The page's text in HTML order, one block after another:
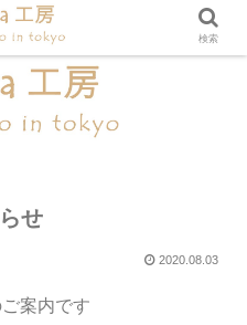
せ
2020.08.03
案内です
検索